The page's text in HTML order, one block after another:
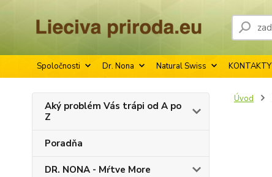
Spoločnosti Dr. Nona Natural Swiss KONTAKTY
Aký problém Vás trápi od A po
Z
Poradňa
DR. NONA - Mŕtve More
Úvod